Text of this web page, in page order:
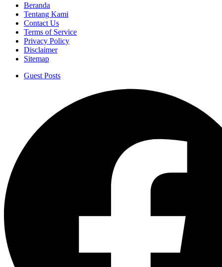
Beranda
Tentang Kami
Contact Us
Terms of Service
Privacy Policy
Disclaimer
Sitemap
Guest Posts